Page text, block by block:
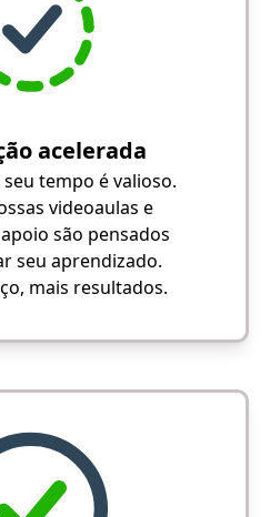
acelerada
tempo é valioso.
videoaulas e
são pensados
seu aprendizado.
mais resultados.